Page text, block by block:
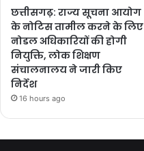
छत्तीसगढ़: राज्य सूचना आयोग
के नोटिस तामील करने के लिए
नोडल अधिकारियों की होगी
नियुक्ति, लोक शिक्षण
संचालनालय ने जारी किए
निर्देश
16 hours ago